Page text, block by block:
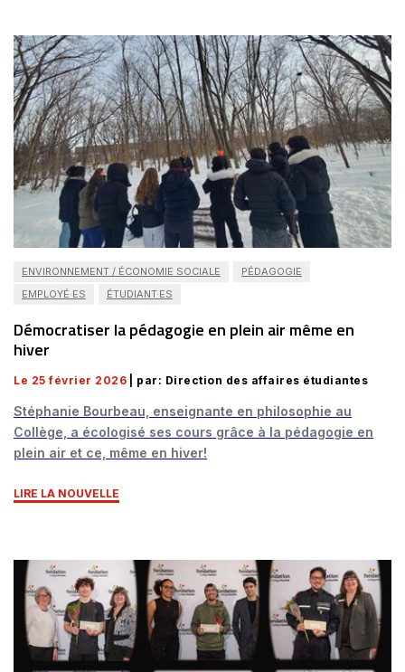
ENVIRONNEMENT / ÉCONOMIE SOCIALE
PÉDAGOGIE
EMPLOYÉ·ES
ÉTUDIANT·ES
Démocratiser la pédagogie en plein air même en
hiver
Le 25 février 2026 | par: Direction des affaires étudiantes
Stéphanie Bourbeau, enseignante en philosophie au
Collège, a écologisé ses cours grâce à la pédagogie en
plein air et ce, même en hiver!
LIRE LA NOUVELLE